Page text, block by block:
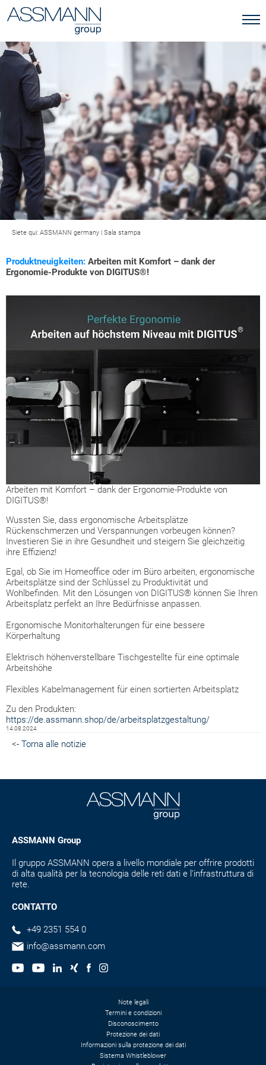
Siete qui: ASSMANN germany | Sala stampa
Produktneuigkeiten: Arbeiten mit Komfort – dank der
Ergonomie-Produkte von DIGITUS®!
Arbeiten mit Komfort – dank der Ergonomie-Produkte von
DIGITUS®!
Wussten Sie, dass ergonomische Arbeitsplätze
Rückenschmerzen und Verspannungen vorbeugen können?
Investieren Sie in ihre Gesundheit und steigern Sie gleichzeitig
ihre Effizienz!
Egal, ob Sie im Homeoffice oder im Büro arbeiten, ergonomische
Arbeitsplätze sind der Schlüssel zu Produktivität und
Wohlbefinden. Mit den Lösungen von DIGITUS® können Sie Ihren
Arbeitsplatz perfekt an Ihre Bedürfnisse anpassen.
Ergonomische Monitorhalterungen für eine bessere
Körperhaltung
Elektrisch höhenverstellbare Tischgestellte für eine optimale
Arbeitshöhe
Flexibles Kabelmanagement für einen sortierten Arbeitsplatz
Zu den Produkten:
https://de.assmann.shop/de/arbeitsplatzgestaltung/
14.08.2024
<- Torna alle notizie
ASSMANN Group
Il gruppo ASSMANN opera a livello mondiale per offrire prodotti
di alta qualità per la tecnologia delle reti dati e l'infrastruttura di
rete.
CONTATTO
+49 2351 554 0
info@assmann.com
Note legali
Termini e condizioni
Disconoscimento
Protezione dei dati
Informazioni sulla protezione dei dati
Sistema Whistleblower